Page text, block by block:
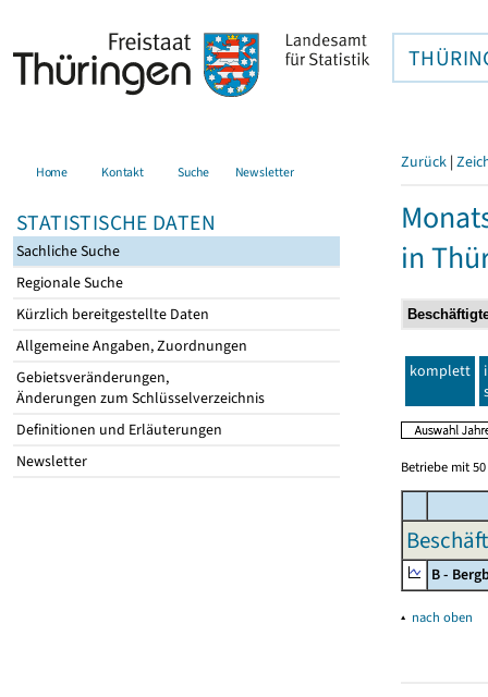
Home Kontakt Suche Newsletter
STATISTISCHE DATEN
Sachliche Suche
Regionale Suche
Kürzlich bereitgestellte Daten
Allgemeine Angaben, Zuordnungen
Gebietsveränderungen,
Änderungen zum Schlüsselverzeichnis
Definitionen und Erläuterungen
Newsletter
Zurück |
in
komplett
Betriebe mit
B -
▴ nach oben